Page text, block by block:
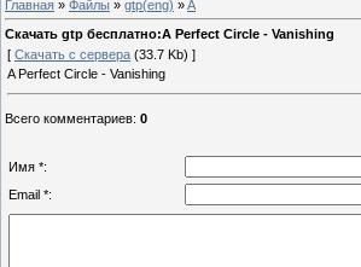
Главная » Файлы » gtp(eng) »A
Скачать gtp бесплатно:A Perfect Circle - Vanishing
[ Скачать с сервера (33.7 Kb) ]
A Perfect Circle - Vanishing
Всего комментариев: 0
Имя *:
Email *: